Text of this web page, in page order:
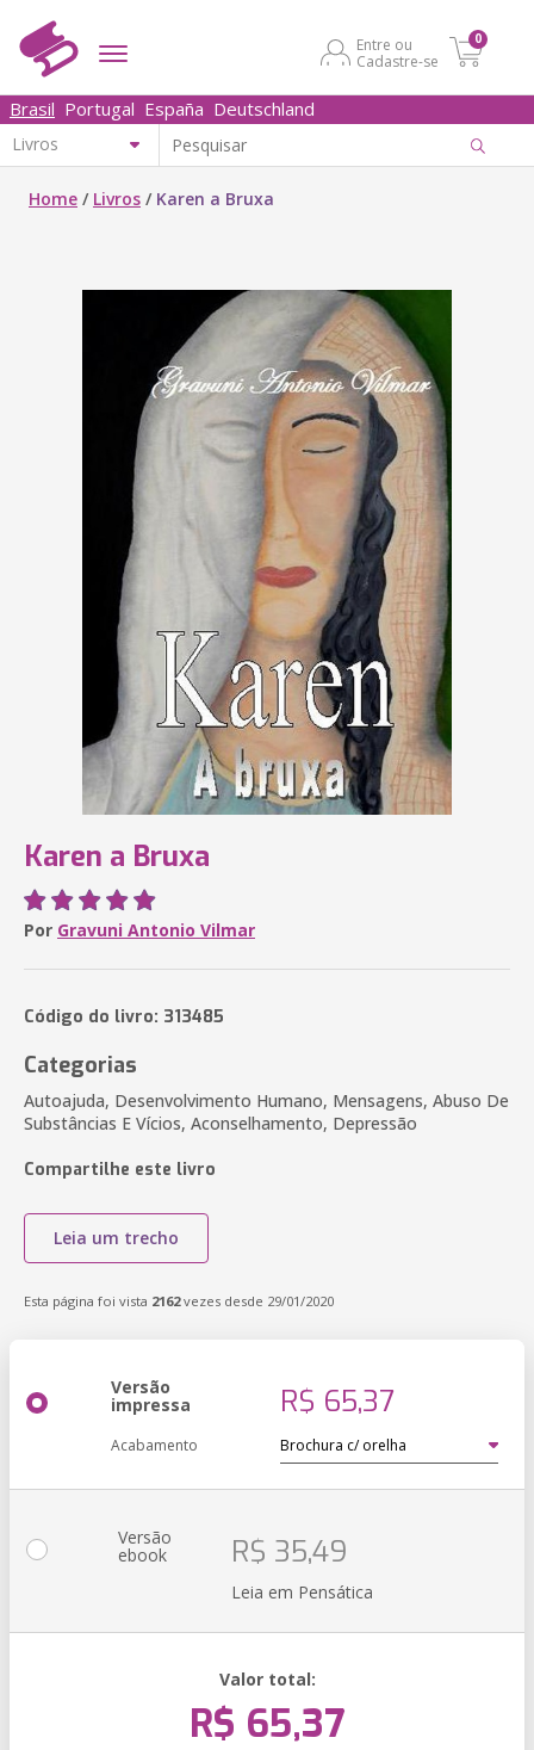
Entre ou
Cadastre-se
0
Brasil Portugal España Deutschland
Home / Livros / Karen a Bruxa
Karen a Bruxa
Por Gravuni Antonio Vilmar
Código do livro: 313485
Categorias
Autoajuda, Desenvolvimento Humano, Mensagens, Abuso De
Substâncias E Vícios, Aconselhamento, Depressão
Compartilhe este livro
Leia um trecho
Esta página foi vista 2162vezes desde 29/01/2020
Versão
impressa R$ 65,37
Acabamento
Versão
ebook R$ 35,49
Leia em Pensática
Valor total:
R$ 65,37